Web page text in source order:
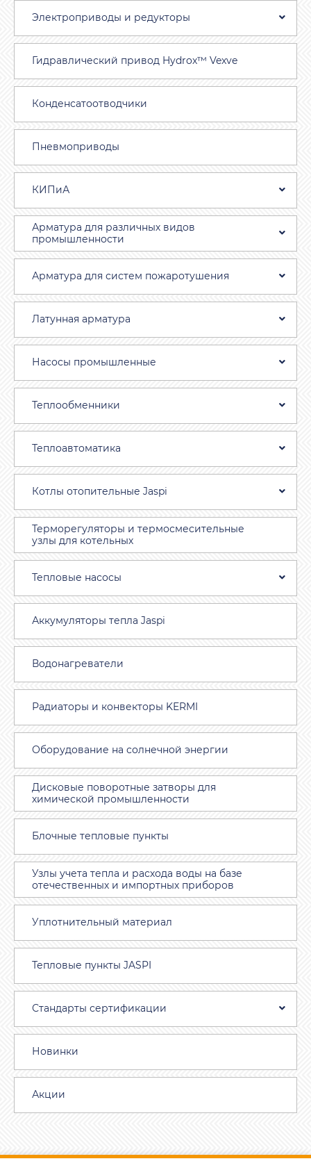
Электроприводы и редукторы
Гидравлический привод Hydrox™ Vexve
Конденсатоотводчики
Пневмоприводы
КИПиА
Арматура для различных видов
промышленности
Арматура для систем пожаротушения
Латунная арматура
Насосы промышленные
Теплообменники
Теплоавтоматика
Котлы отопительные Jaspi
Терморегуляторы и термосмесительные
узлы для котельных
Тепловые насосы
Аккумуляторы тепла Jaspi
Водонагреватели
Радиаторы и конвекторы KERMI
Оборудование на солнечной энергии
Дисковые поворотные затворы для
химической промышленности
Блочные тепловые пункты
Узлы учета тепла и расхода воды на базе
отечественных и импортных приборов
Уплотнительный материал
Тепловые пункты JASPI
Стандарты сертификации
Новинки
Акции